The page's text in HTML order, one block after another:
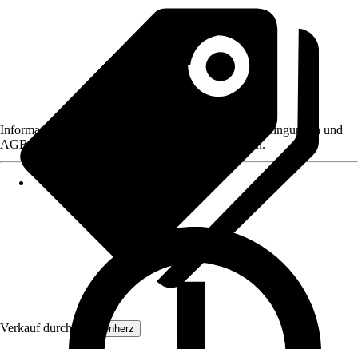
Verkauf durch: Exotenherz
Informationen des Verkäufers, wie z. B. Rückgabebedingungen und
AGB, finden Sie bei Klick auf den Verkäufernamen.